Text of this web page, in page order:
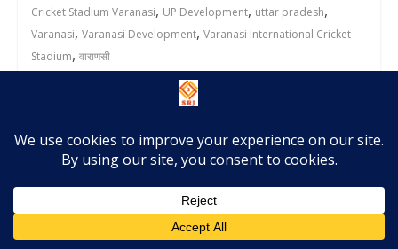
Cricket Stadium Varanasi, UP Development, uttar pradesh,
Varanasi, Varanasi Development, Varanasi International Cricket
Stadium, वाराणसी
Varanasi International Stadium: देश में हो रहे विभिन्न आधारभूत
Read more